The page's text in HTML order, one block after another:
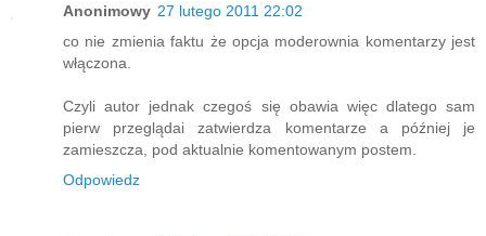
Anonimowy 27 lutego 2011 22:02
co nie zmienia faktu że opcja moderownia komentarzy jest
włączona.
Czyli autor jednak czegoś się obawia więc dlatego sam
pierw przeglądai zatwierdza komentarze a później je
zamieszcza, pod aktualnie komentowanym postem.
Odpowiedz